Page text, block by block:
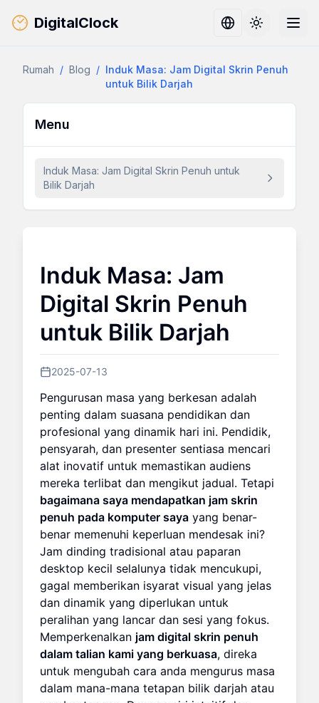
DigitalClock Toggle
Rumah / Blog / Induk Masa: Jam Digital Skrin Penuh
untuk Bilik Darjah
Menu
Induk Masa: Jam Digital Skrin Penuh untuk
Bilik Darjah
Induk Masa: Jam
Digital Skrin Penuh
untuk Bilik Darjah
2025-07-13
Pengurusan masa yang berkesan adalah
penting dalam suasana pendidikan dan
profesional yang dinamik hari ini. Pendidik,
pensyarah, dan presenter sentiasa mencari
alat inovatif untuk memastikan audiens
mereka terlibat dan mengikut jadual. Tetapi
bagaimana saya mendapatkan jam skrin
penuh pada komputer saya yang benar-
benar memenuhi keperluan mendesak ini?
Jam dinding tradisional atau paparan
desktop kecil selalunya tidak mencukupi,
gagal memberikan isyarat visual yang jelas
dan dinamik yang diperlukan untuk
peralihan yang lancar dan sesi yang fokus.
Memperkenalkan jam digital skrin penuh
dalam talian kami yang berkuasa, direka
untuk mengubah cara anda mengurus masa
dalam mana-mana tetapan bilik darjah atau